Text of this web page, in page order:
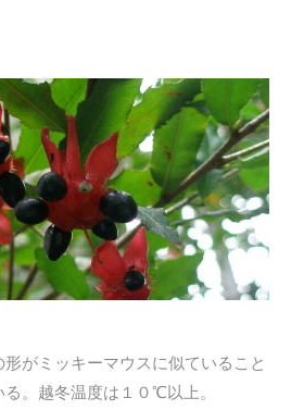
がミッキーマウスに似ていること
。越冬温度は１０℃以上。